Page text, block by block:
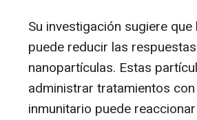
Su investigación sugiere
puede reducir las
nanopartículas. Estas
administrar tratamientos
inmunitario puede